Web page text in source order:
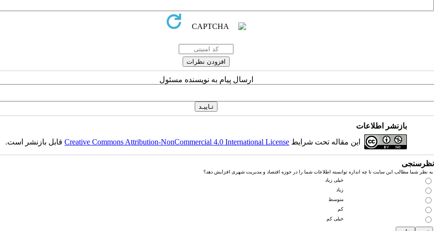
ارسال پیام به نویسنده مسئول
بازنشر اطلاعات
این مقاله تحت شرایط Creative Commons Attribution-NonCommercial 4.0 International Licenseقابل بازنشر است.
نظرسنجی
به نظر شما مطالب این سایت تا چه اندازه توانسته اطلاعات شما را در حوزه اقتصاد و مدیریت شهری افزایش دهد؟
خیلی زیاد
زیاد
متوسط
کم
خیلی کم